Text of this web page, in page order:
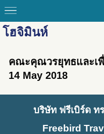
โฮจิมินห์
คณะคุณวรยุทธและเ
14 May 2018
บริษัท ฟรีเบิร์ด ท
Freebird